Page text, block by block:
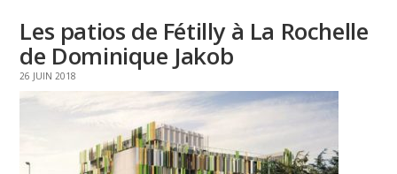
Les patios de Fétilly à La Rochelle
de Dominique Jakob
26 JUIN 2018